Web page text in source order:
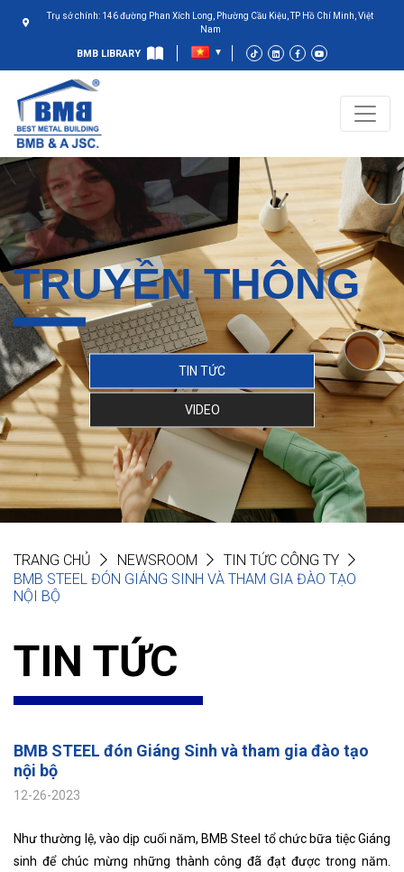
Trụ sở chính: 146 đường Phan Xích Long, Phường Cầu Kiệu, TP Hồ Chí Minh, Việt
Nam
BMB LIBRARY
TRUYỀN THÔNG
TIN TỨC
VIDEO
TRANG CHỦ NEWSROOM
TIN TỨC CÔNG TY
BMB STEEL ĐÓN GIÁNG SINH VÀ THAM GIA ĐÀO TẠO
NỘI BỘ
TIN TỨC
BMB STEEL đón Giáng Sinh và tham gia đào tạo
nội bộ
12-26-2023
Như thường lệ, vào dịp cuối năm, BMB Steel tổ chức bữa tiệc Giáng
sinh để chúc mừng những thành công đã đạt được trong năm.